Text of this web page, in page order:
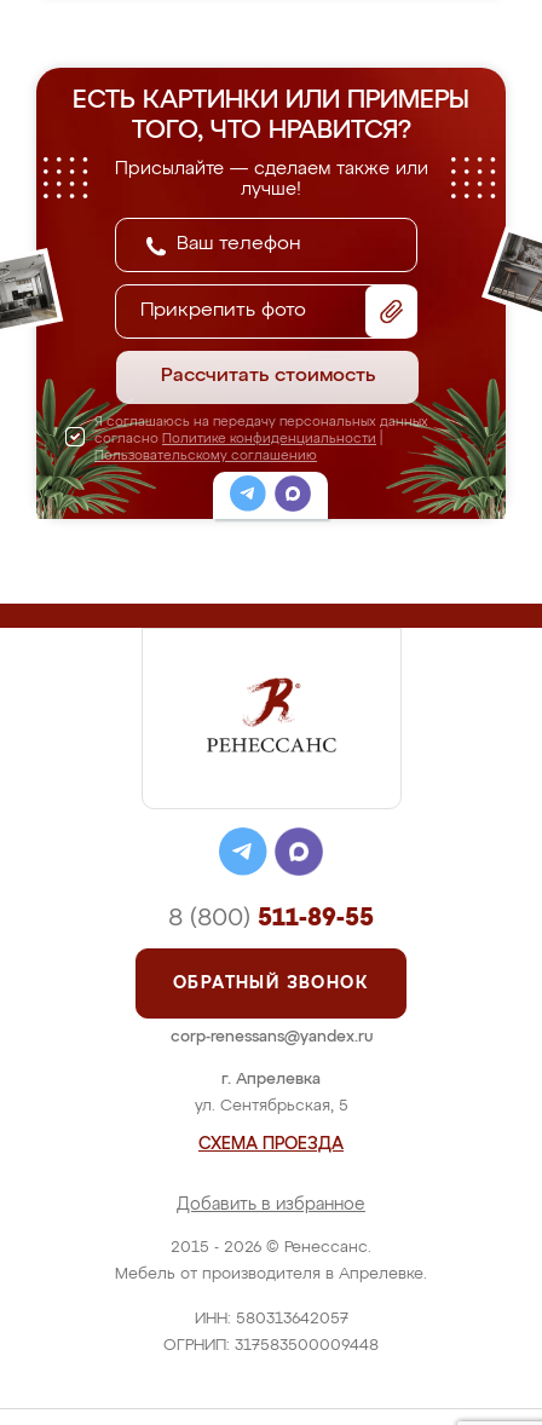
ЕСТЬ КАРТИНКИ ИЛИ ПРИМЕРЫ
ТОГО, ЧТО НРАВИТСЯ?
Присылайте — сделаем также или
лучше!
Прикрепить фото
Рассчитать стоимость
Я соглашаюсь на передачу персональных данных
согласно Политике конфиденциальности
Пользовательскому соглашению
2015 - 2026 © Ренессанс.
Мебель от производителя в Апрелевке.
ИНН: 580313642057
ОГРНИП: 317583500009448
г. Апрелевка
ул. Сентябрьская, 5
СХЕМА ПРОЕЗДА
Добавить в избранное
8 (800) 511-89-55
ОБРАТНЫЙ ЗВОНОК
corp-renessans@yandex.ru